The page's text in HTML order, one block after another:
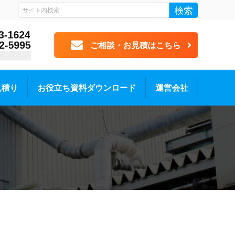
検索
1624
5995 ご相談・お見積はこちら
り お役立ち資料ダウンロード 運営会社